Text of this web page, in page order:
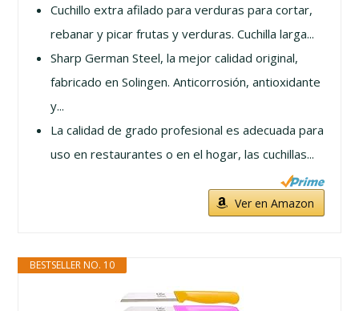
Cuchillo extra afilado para verduras para cortar,
rebanar y picar frutas y verduras. Cuchilla larga...
Sharp German Steel, la mejor calidad original,
fabricado en Solingen. Anticorrosión, antioxidante
y...
La calidad de grado profesional es adecuada para
uso en restaurantes o en el hogar, las cuchillas...
Ver en Amazon
BESTSELLER NO. 10